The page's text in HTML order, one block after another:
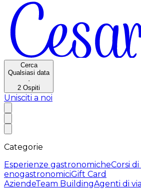
Cerca
Qualsiasi data
·
2 Ospiti
Unisciti a noi
Categorie
Esperienze gastronomicheCorsi
enogastronomiciGift Card
AziendeTeam BuildingAgenti di